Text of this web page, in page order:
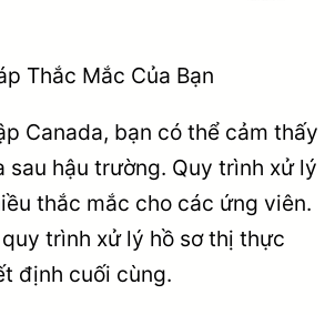
Thắc Mắc Của Bạn
Canada, bạn có thể cảm thấy
hậu trường. Quy trình xử lý
thắc mắc cho các ứng viên.
trình xử lý hồ sơ thị thực
định cuối cùng.